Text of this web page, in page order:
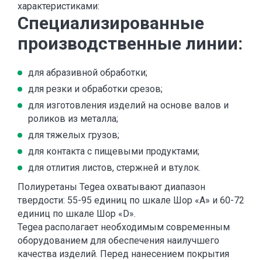
характеристиками:
Cпециализированные
производственные линии:
для абразивной обработки;
для резки и обработки срезов;
для изготовления изделий на основе валов и
роликов из металла;
для тяжелых грузов;
для контакта с пищевыми продуктами;
для отлития листов, стержней и втулок.
Полиуретаны Tegea охватывают диапазон
твердости: 55-95 единиц по шкале Шор «А» и 60-72
единиц по шкале Шор «D».
Tegea располагает необходимым современным
оборудованием для обеспечения наилучшего
качества изделий. Перед нанесением покрытия